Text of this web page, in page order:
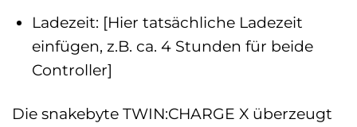
Ladezeit: [Hier tatsächliche Ladezeit
einfügen, z.B. ca. 4 Stunden für beide
Controller]
Die snakebyte TWIN:CHARGE X überzeugt